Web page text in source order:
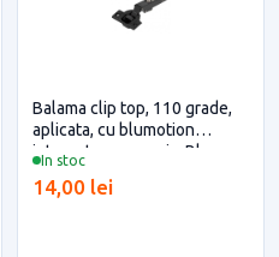
In stoc
Balama clip top, 110 grade,
aplicata, cu blumotion
integrat, negru onix, Blum
14,00 lei